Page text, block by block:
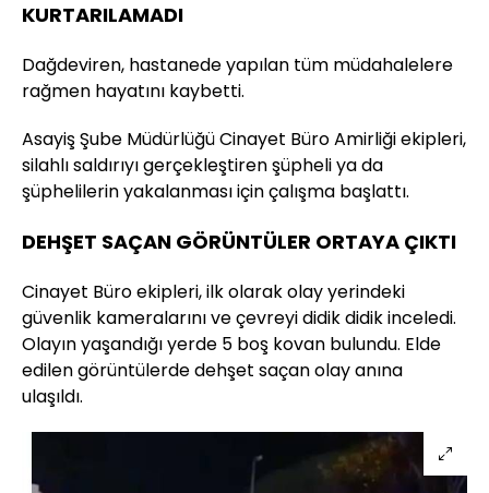
KURTARILAMADI
Dağdeviren, hastanede yapılan tüm müdahalelere
rağmen hayatını kaybetti.
Asayiş Şube Müdürlüğü Cinayet Büro Amirliği ekipleri,
silahlı saldırıyı gerçekleştiren şüpheli ya da
şüphelilerin yakalanması için çalışma başlattı.
DEHŞET SAÇAN GÖRÜNTÜLER ORTAYA ÇIKTI
Cinayet Büro ekipleri, ilk olarak olay yerindeki
güvenlik kameralarını ve çevreyi didik didik inceledi.
Olayın yaşandığı yerde 5 boş kovan bulundu. Elde
edilen görüntülerde dehşet saçan olay anına
ulaşıldı.